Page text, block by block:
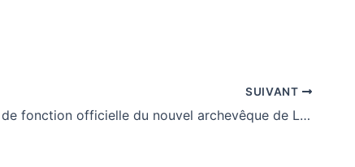
SUIVANT
Togo : prise de fonction officielle du nouvel archevêque de Lomé en présence du PR